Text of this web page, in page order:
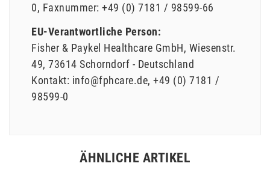
0 Faxnummer: +49 (0) 7181 / 98599-66
EU-Verantwortliche Person:
Fisher & Paykel Healthcare GmbH Wiesenstr.
49 73614 Schorndorf
Deutschland
Kontakt: info@fphcare.de +49 (0) 7181 /
98599-0
ÄHNLICHE ARTIKEL